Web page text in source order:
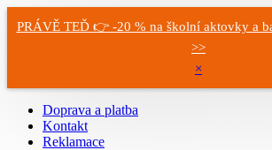
PRÁVĚ TEĎ 👉 -20 % na školní aktovky a
>>
×
Doprava a platba
Kontakt
Reklamace